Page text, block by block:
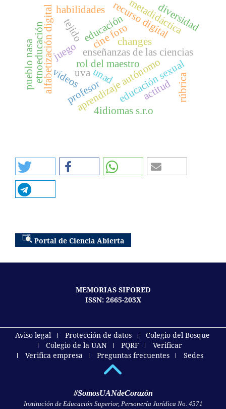
educación
enseñanzas de las ciencias
juego
uva
recurso digital
aprendizaje autónomo
alfabetización digital tejido
etnoeducación
pueblo nasa
metadidáctica
cine foro
rol del maestro
unad educación sexual
changes
4idiomas s.r.o
actitud
habilidades
rúbrica
vídeosprofesor
diversidad
Portal de Ciencia Abierta
MEMORIAS SIFORED
ISSN: 2665-203X
Aviso legal Protección de datos
Colegio del Bosque
Colegio de la UAN
PQRF
Verificar
Verifica empresa
Preguntas frecuentes Sedes
#SomosUANdeCorazón
Institución de Educación Superior, Personería Jurídica No. 4571